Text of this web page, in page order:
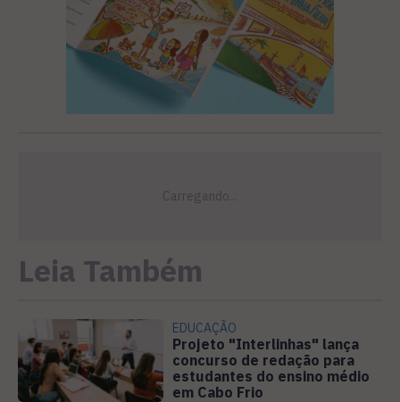
Leia Também
EDUCAÇÃO
Projeto "Interlinhas" lança
concurso de redação para
estudantes do ensino médio
em Cabo Frio